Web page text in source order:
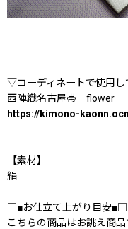
▽コーディネートで使用し
西陣織名古屋帯 flower
https://kimono-
【素材】
絹
□■お仕立て上がり目安■□
こちらの商品はお誂え商品